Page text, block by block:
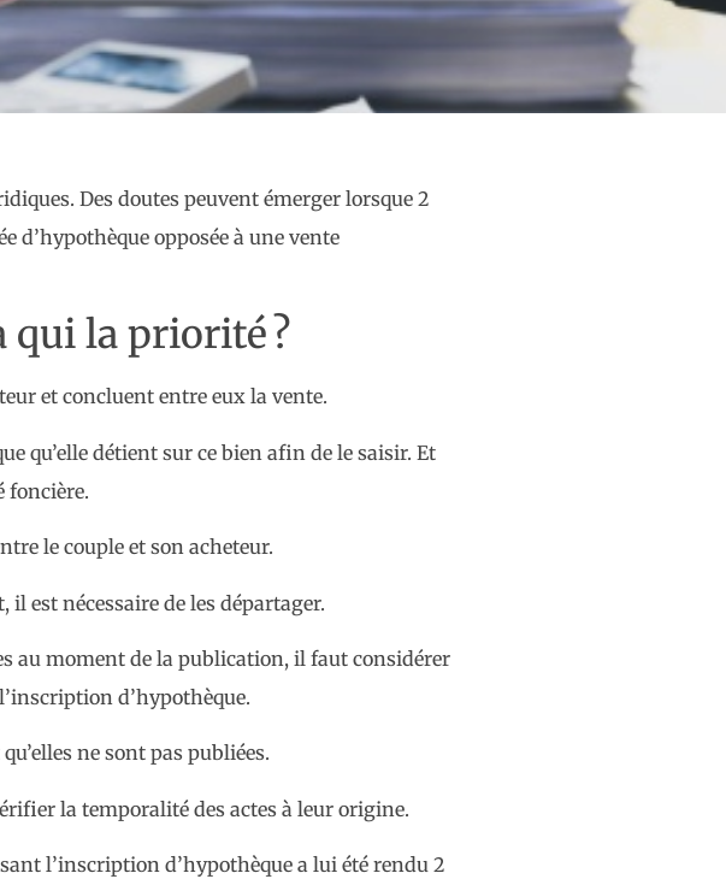
Des doutes peuvent émerger lorsque 2
d’hypothèque opposée à une vente
qui la priorité ?
et concluent entre eux la vente.
qu’elle détient sur ce bien afin de le saisir. Et
foncière.
le couple et son acheteur.
est nécessaire de les départager.
au moment de la publication, il faut considérer
d’hypothèque.
ne sont pas publiées.
la temporalité des actes à leur origine.
l’inscription d’hypothèque a lui été rendu 2